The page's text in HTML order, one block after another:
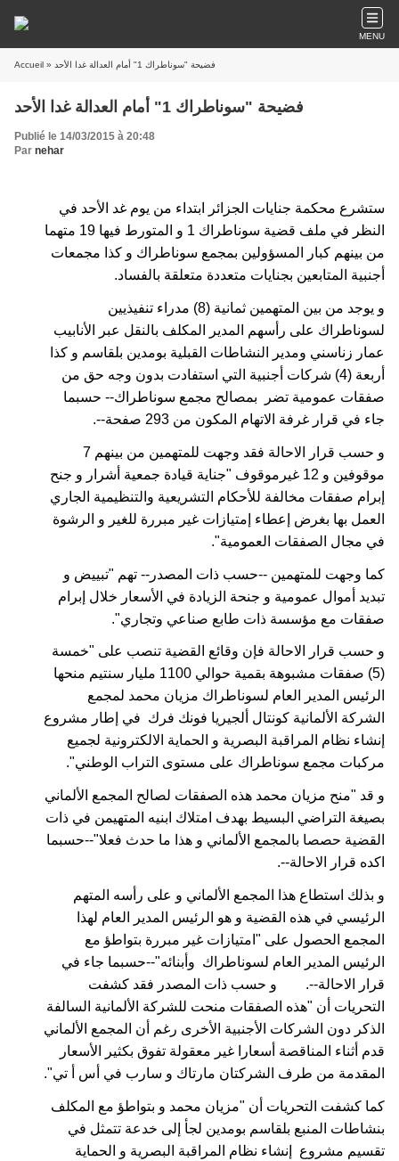
MENU
Accueil » فضيحة "سوناطراك 1" أمام العدالة غدا الأحد
فضيحة "سوناطراك 1" أمام العدالة غدا الأحد
Publié le 14/03/2015 à 20:48
Par nehar
ستشرع محكمة جنايات الجزائر ابتداء من يوم غد الأحد في
النظر في ملف قضية سوناطراك 1 و المتورط فيها 19 متهما
من بينهم كبار المسؤولين بمجمع سوناطراك و كذا مجمعات
أجنبية المتابعين بجنايات متعددة متعلقة بالفساد.
و يوجد من بين المتهمين ثمانية (8) مدراء تنفيذيين
لسوناطراك على رأسهم المدير المكلف بالنقل عبر الأنابيب
عمار زناسني ومدير النشاطات القبلية بومدين بلقاسم و كذا
أربعة (4) شركات أجنبية التي استفادت بدون وجه حق من
صفقات عمومية تضر بمصالح مجمع سوناطراك-- حسبما
جاء في قرار غرفة الاتهام المكون من 293 صفحة--.
و حسب قرار الاحالة فقد وجهت للمتهمين من بينهم 7
موقوفين و 12 غيرموقوف "جناية قيادة جمعية أشرار و جنح
إبرام صفقات مخالفة للأحكام التشريعية والتنظيمية الجاري
العمل بها بغرض إعطاء إمتيازات غير مبررة للغير و الرشوة
في مجال الصفقات العمومية".
كما وجهت للمتهمين --حسب ذات المصدر-- تهم "تبييض و
تبديد أموال عمومية و جنحة الزيادة في الأسعار خلال إبرام
صفقات مع مؤسسة ذات طابع صناعي وتجاري".
و حسب قرار الاحالة فإن وقائع القضية تنصب على "خمسة
(5) صفقات مشبوهة بقمية حوالي 1100 مليار سنتيم منحها
الرئيس المدير العام لسوناطراك مزيان محمد لمجمع
الشركة الألمانية كونتال ألجيريا فونك فرك في إطار مشروع
إنشاء نظام المراقبة البصرية و الحماية الالكترونية لجميع
مركبات مجمع سوناطراك على مستوى التراب الوطني".
و قد "منح مزيان محمد هذه الصفقات لصالح المجمع الألماني
بصيغة التراضي البسيط بهدف امتلاك ابنيه المتهيمن في ذات
القضية حصصا بالمجمع الألماني و هذا ما حدث فعلا"--حسبما
اكده قرار الاحالة--.
و بذلك استطاع هذا المجمع الألماني و على رأسه المتهم
الرئيسي في هذه القضية و هو الرئيس المدير العام لهذا
المجمع الحصول على "امتيازات غير مبررة بتواطؤ مع
الرئيس المدير العام لسوناطراك وأبنائه"--حسبما جاء في
قرار الاحالة--. و حسب ذات المصدر فقد كشفت
التحريات أن "هذه الصفقات منحت للشركة الألمانية السالفة
الذكر دون الشركات الأجنبية الأخرى رغم أن المجمع الألماني
قدم أثناء المناقصة أسعارا غير معقولة تفوق بكثير الأسعار
المقدمة من طرف الشركتان مارتاك و سارب في أس أ تي".
كما كشفت التحريات أن "مزيان محمد و بتواطؤ مع المكلف
بنشاطات المنبع بلقاسم بومدين لجأ إلى خدعة تتمثل في
تقسيم مشروع إنشاء نظام المراقبة البصرية و الحماية